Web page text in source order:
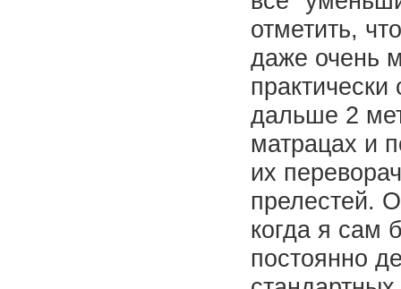
отметить,
даже очень
дальше 2
матрацах и
их
прелестей.
когда я сам
постоянно